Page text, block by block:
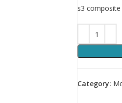
s3
Category: